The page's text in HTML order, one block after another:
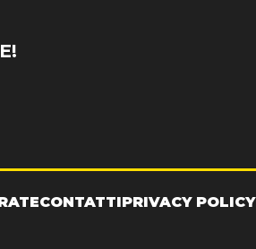
CONTATTIPRIVACY POLICY